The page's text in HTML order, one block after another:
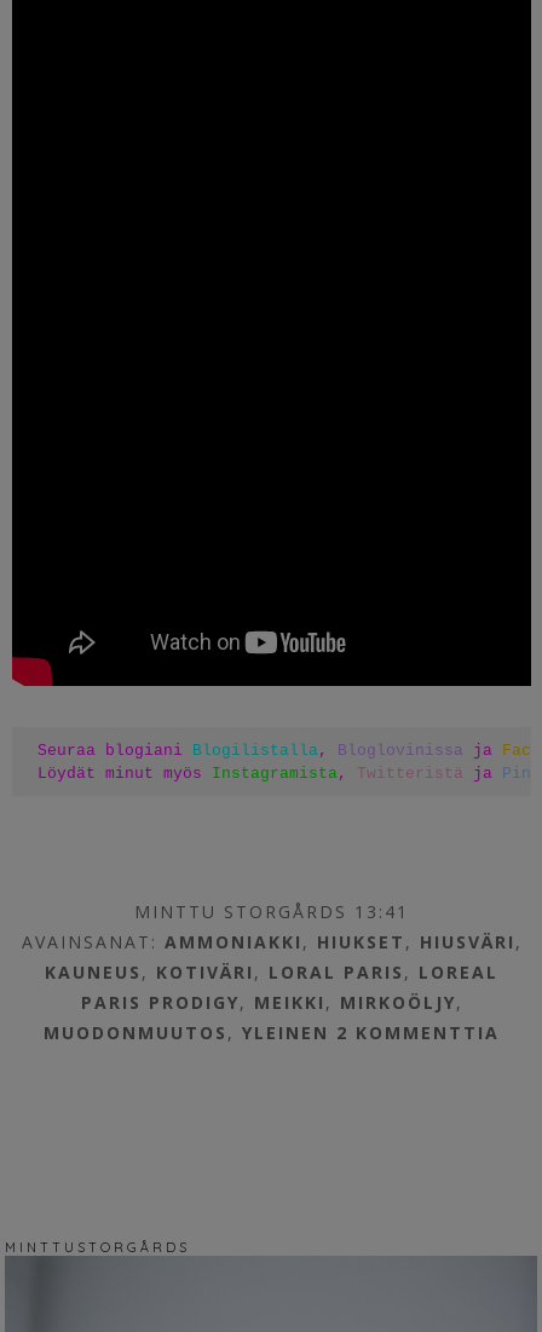
Seuraa blogiani Blogilistalla, Bloglovinissa ja
Löydät minut myös Instagramista, Twitteristä ja
MINTTU STORGÅRDS 13:41
AVAINSANAT: AMMONIAKKI , HIUKSET , HIUSVÄRI ,
KAUNEUS , KOTIVÄRI , LORAL PARIS , LOREAL
PARIS PRODIGY, MEIKKI , MIRKOÖLJY,
MUODONMUUTOS ,YLEINEN 2 KOMMENTTIA
M I N T T U S T O R G Å R D S